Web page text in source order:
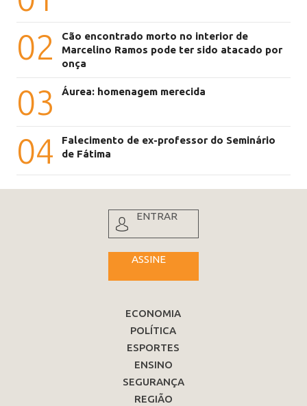
02
Cão encontrado morto no interior de
Marcelino Ramos pode ter sido atacado por
onça
03 Áurea: homenagem merecida
04
Falecimento de ex-professor do Seminário
de Fátima
ENTRAR
ASSINE
ECONOMIA
POLÍTICA
ESPORTES
ENSINO
SEGURANÇA
REGIÃO